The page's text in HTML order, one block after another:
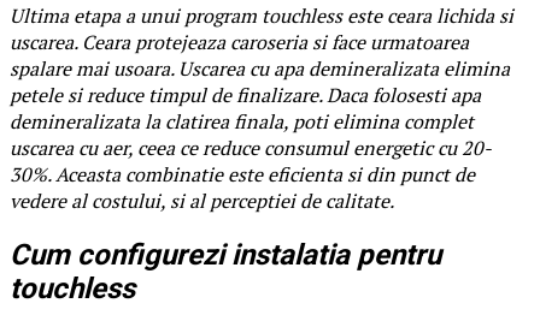
Ultima etapa a unui program touchless este ceara lichida si
uscarea. Ceara protejeaza caroseria si face urmatoarea
spalare mai usoara. Uscarea cu apa demineralizata elimina
petele si reduce timpul de finalizare. Daca folosesti apa
demineralizata la clatirea finala, poti elimina complet
uscarea cu aer, ceea ce reduce consumul energetic cu 20-
30%. Aceasta combinatie este eficienta si din punct de
vedere al costului, si al perceptiei de calitate.
Cum configurezi instalatia pentru
touchless